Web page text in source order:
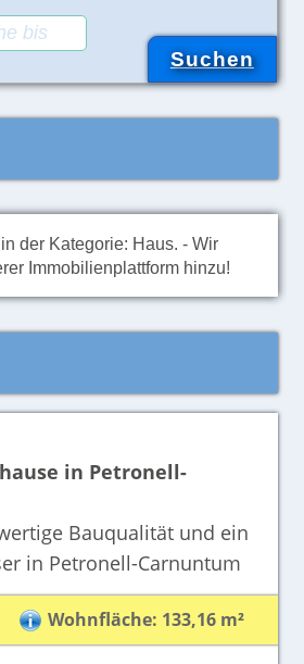
der Kategorie: Haus. - Wir
Immobilienplattform hinzu!
in Petronell-
Bauqualität und ein
in Petronell-Carnuntum
Wohnfläche: 133,16 m²